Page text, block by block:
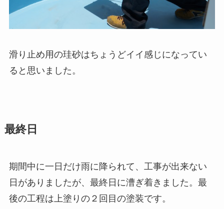
滑り止め用の珪砂はちょうどイイ感じになってい
ると思いました。
最終日
期間中に一日だけ雨に降られて、工事が出来ない
日がありましたが、最終日に漕ぎ着きました。最
後の工程は上塗りの２回目の塗装です。